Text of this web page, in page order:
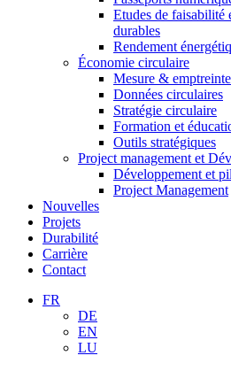
Etudes de faisabilité
durables
Rendement
Économie circulaire
Mesure & emptreinte
Données circulaires
Stratégie circulaire
Formation et
Outils stratégiques
Project management et
Développement et
Project Management
Nouvelles
Projets
Durabilité
Carrière
Contact
FR
DE
EN
LU